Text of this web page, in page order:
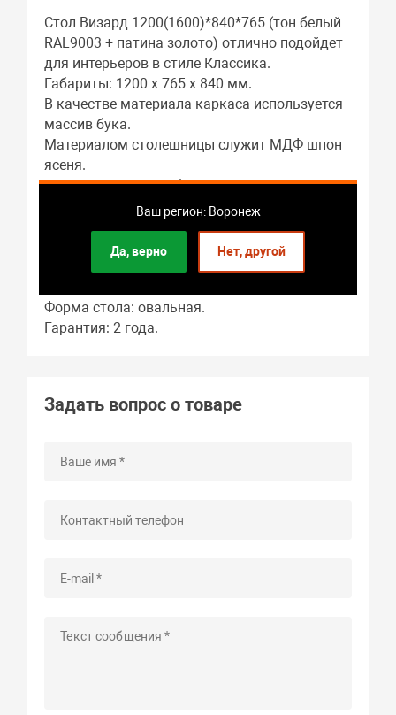
Ваш регион: Воронеж
Да, верно Нет, другой
Стол Визард 1200(1600)*840*765 (тон белый
RAL9003 + патина золото) отлично подойдет
для интерьеров в стиле Классика.
Габариты: 1200 x 765 x 840 мм.
В качестве материала каркаса используется
массив бука.
Материалом столешницы служит МДФ шпон
ясеня.
Подстолье: массив бука.
Гостиная – это основное предназначение
Длина стола в разложенном виде: 1600 мм.
В собранном виде длина стола составляет:
Форма стола: овальная.
Гарантия: 2 года.
Задать вопрос о товаре